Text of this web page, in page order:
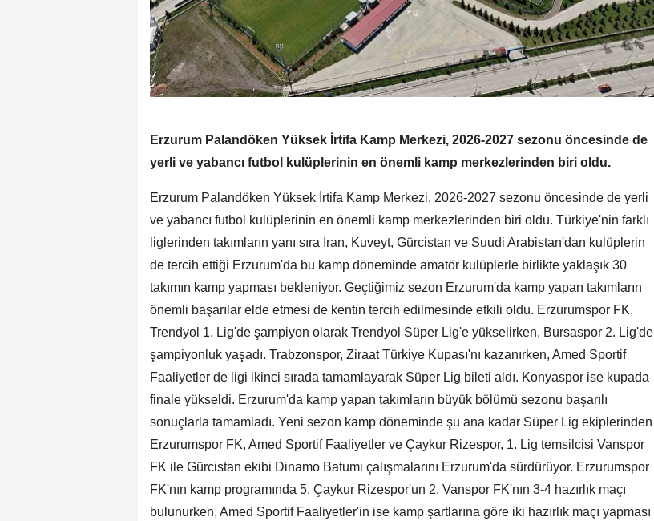
Erzurum Palandöken Yüksek İrtifa Kamp Merkezi, 2026-2027 sezonu öncesinde de
yerli ve yabancı futbol kulüplerinin en önemli kamp merkezlerinden biri oldu.
Erzurum Palandöken Yüksek İrtifa Kamp Merkezi, 2026-2027 sezonu öncesinde de yerli
ve yabancı futbol kulüplerinin en önemli kamp merkezlerinden biri oldu. Türkiye'nin farklı
liglerinden takımların yanı sıra İran, Kuveyt, Gürcistan ve Suudi Arabistan'dan kulüplerin
de tercih ettiği Erzurum'da bu kamp döneminde amatör kulüplerle birlikte yaklaşık 30
takımın kamp yapması bekleniyor. Geçtiğimiz sezon Erzurum'da kamp yapan takımların
önemli başarılar elde etmesi de kentin tercih edilmesinde etkili oldu. Erzurumspor FK,
Trendyol 1. Lig'de şampiyon olarak Trendyol Süper Lig'e yükselirken, Bursaspor 2. Lig'de
şampiyonluk yaşadı. Trabzonspor, Ziraat Türkiye Kupası'nı kazanırken, Amed Sportif
Faaliyetler de ligi ikinci sırada tamamlayarak Süper Lig bileti aldı. Konyaspor ise kupada
finale yükseldi. Erzurum'da kamp yapan takımların büyük bölümü sezonu başarılı
sonuçlarla tamamladı. Yeni sezon kamp döneminde şu ana kadar Süper Lig ekiplerinden
Erzurumspor FK, Amed Sportif Faaliyetler ve Çaykur Rizespor, 1. Lig temsilcisi Vanspor
FK ile Gürcistan ekibi Dinamo Batumi çalışmalarını Erzurum'da sürdürüyor. Erzurumspor
FK'nın kamp programında 5, Çaykur Rizespor'un 2, Vanspor FK'nın 3-4 hazırlık maçı
bulunurken, Amed Sportif Faaliyetler'in ise kamp şartlarına göre iki hazırlık maçı yapması